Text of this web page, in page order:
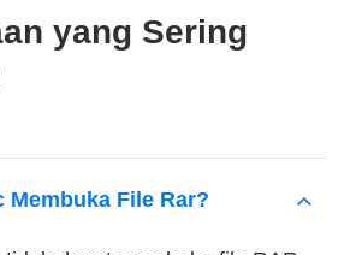
yang Sering
Membuka File Rar?